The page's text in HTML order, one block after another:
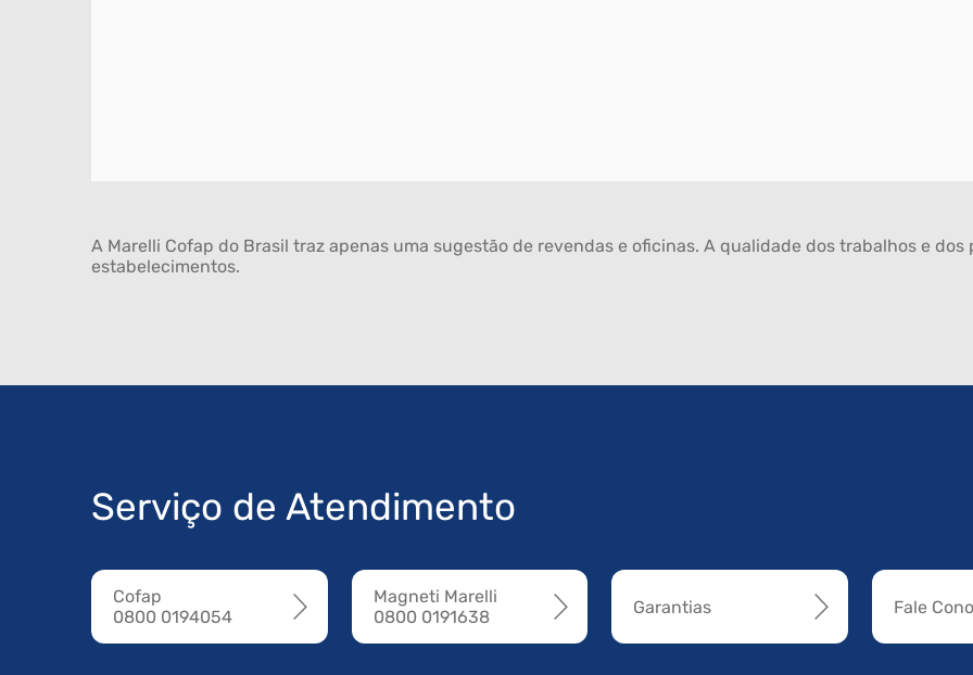
A Marelli Cofap do Brasil traz apenas uma sugestão de revendas e oficinas. A qualidade dos trabalhos e
estabelecimentos.
Serviço de Atendimento
Cofap
0800 0194054
Magneti Marelli
0800 0191638
Garantias Fale